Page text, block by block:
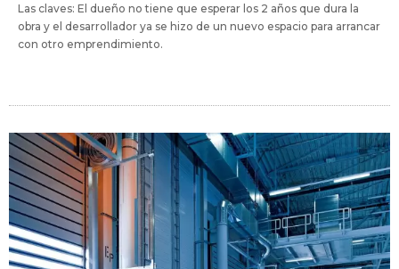
Las claves: El dueño no tiene que esperar los 2 años que dura la
obra y el desarrollador ya se hizo de un nuevo espacio para arrancar
con otro emprendimiento.